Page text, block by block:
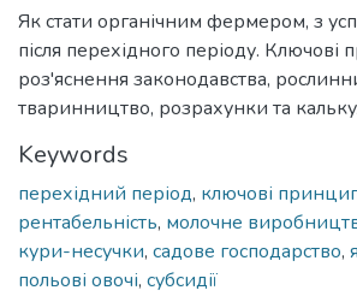
Як стати органічним фермером, з
після перехідного періоду. Ключові
роз'яснення законодавства,
тваринництво, розрахунки та
Keywords
перехідний період, ключові
рентабельність, молочне
кури-несучки, садове господарство,
польові овочі, субсидії